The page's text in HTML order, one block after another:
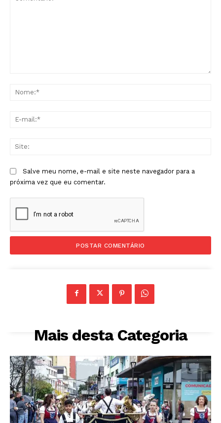
Salve meu nome, e-mail e site neste navegador para a
próxima vez que eu comentar.
Mais desta Categoria